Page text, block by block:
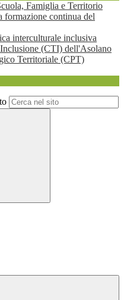
Famiglia e Territorio
formazione continua del
interculturale inclusiva
(CTI) dell'Asolano
Territoriale (CPT)